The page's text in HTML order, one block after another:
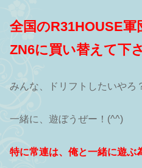
全国のR31HOUSE
ZN6に買い替えて下
みんな、ドリフトしたいやろ
一緒に、遊ぼうぜー！(^^)
特に常連は、俺と一緒に遊ぶ